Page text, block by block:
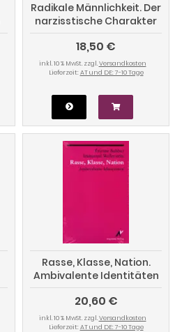
Radikale Männlichkeit. Der
narzisstische Charakter
und seine Sehnsucht nach
Autorität
18,50 €
inkl. 10 % MwSt. zzgl.Versandkosten
Lieferzeit: AT und DE: 7-10 Tage
Rasse, Klasse, Nation.
Ambivalente Identitäten
20,60 €
inkl. 10 % MwSt. zzgl.Versandkosten
Lieferzeit: AT und DE: 7-10 Tage